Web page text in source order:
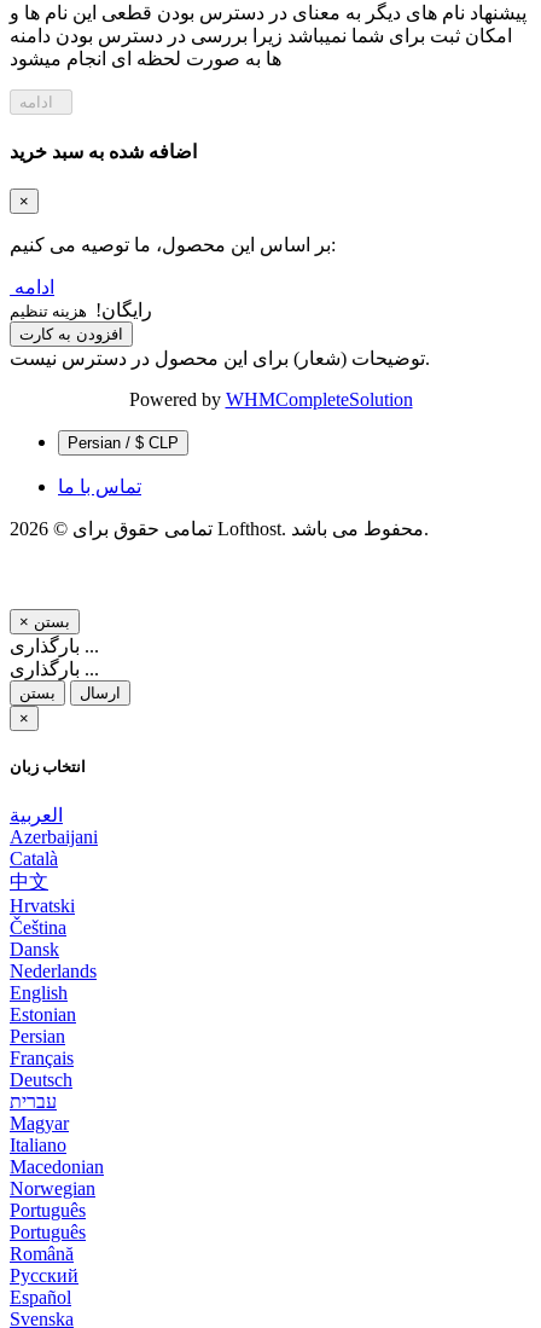
پیشنهاد نام های دیگر به معنای در دسترس بودن قطعی این نام ها و
امکان ثبت برای شما نمیباشد زیرا بررسی در دسترس بودن دامنه
ها به صورت لحظه ای انجام میشود
اضافه شده به سبد خرید
×
بر اساس این محصول، ما توصیه می کنیم:
ادامه
رایگان! هزینه تنظیم
افزودن به کارت
توضیحات (شعار) برای این محصول در دسترس نیست.
Powered by WHMCompleteSolution
Persian / $ CLP
تماس با ما
تمامی حقوق برای © 2026 Lofthost. محفوط می باشد.
× بستن
بارگذاری ...
بارگذاری ...
بستن
ارسال
×
انتخاب زبان
العربية
Azerbaijani
Català
中文
Hrvatski
Čeština
Dansk
Nederlands
English
Estonian
Persian
Français
Deutsch
עברית
Magyar
Italiano
Macedonian
Norwegian
Português
Português
Română
Русский
Español
Svenska